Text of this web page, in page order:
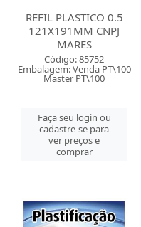
REFIL PLASTICO 0.5
121X191MM CNPJ
MARES
Código: 85752
Embalagem: Venda PT\100
Master PT\100
Faça seu login ou
cadastre-se para
ver preços e
comprar